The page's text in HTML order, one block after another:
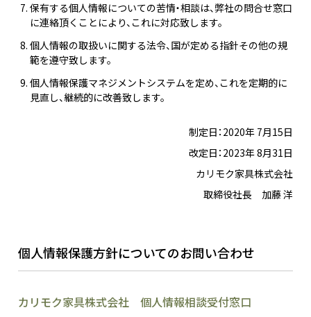
保有する個人情報についての苦情・相談は、弊社の問合せ窓口
に連絡頂くことにより、これに対応致します。
個人情報の取扱いに関する法令、国が定める指針その他の規
範を遵守致します。
個人情報保護マネジメントシステムを定め、これを定期的に
見直し、継続的に改善致します。
制定日：2020年 7月15日
改定日：2023年 8月31日
カリモク家具株式会社
取締役社長 加藤 洋
個人情報保護方針についてのお問い合わせ
カリモク家具株式会社 個人情報相談受付窓口